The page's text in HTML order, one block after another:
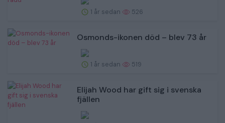
1 år sedan 526
Osmonds-ikonen död – blev 73 år
1 år sedan 519
Elijah Wood har gift sig i svenska
fjällen